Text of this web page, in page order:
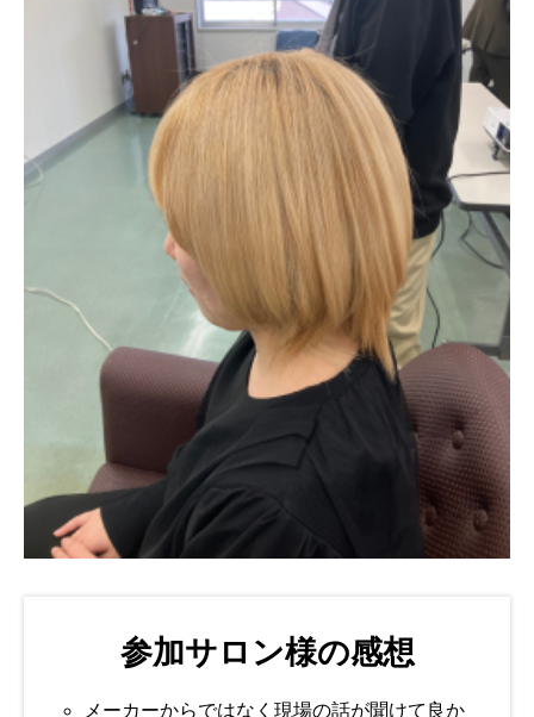
参加サロン様の感想
メーカーからではなく現場の話が聞けて良か